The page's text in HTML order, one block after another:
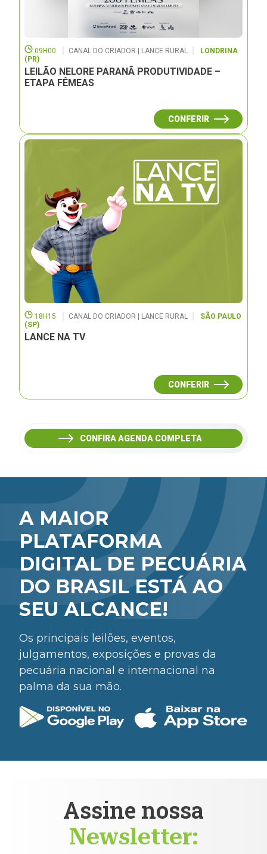
09H00 CANAL DO CRIADOR | LANCE RURAL
LONDRINA
(PR)
LEILÃO NELORE PARANÃ PRODUTIVIDADE –
ETAPA FÊMEAS
CONFERIR
18H15 CANAL DO CRIADOR | LANCE RURAL
SÃO PAULO
(SP)
LANCE NA TV
CONFERIR
CONFIRA AGENDA COMPLETA
A MAIOR
PLATAFORMA
DIGITAL DE PECUÁRIA
DO BRASIL ESTÁ AO
SEU ALCANCE!
Os principais leilões, eventos,
julgamentos, exposições e provas da
pecuária nacional e internacional na
palma da sua mão.
Assine nossa
Newsletter: